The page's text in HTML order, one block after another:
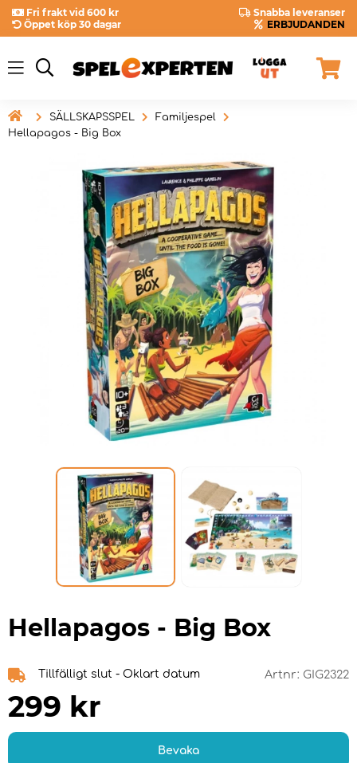
Fri frakt vid 600 kr
Snabba leveranser
Öppet köp 30 dagar
ERBJUDANDEN
 SÄLLSKAPSSPEL
Familjespel
Hellapagos - Big Box
Hellapagos - Big Box
Tillfälligt slut - Oklart datum Artnr: GIG2322
299 kr
Bevaka